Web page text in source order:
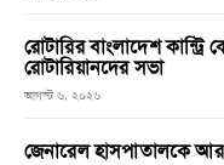
রোটারির বাংলাদেশ কান্ট্রি
রোটারিয়ানদের সভা
আগস্ট ৬, ২০২৬
জেনারেল হাসপাতালকে